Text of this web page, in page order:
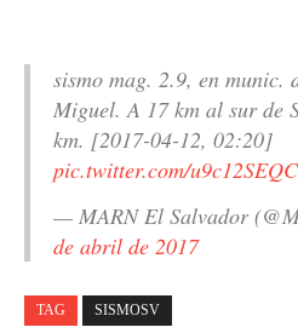
sismo mag. 2.9, en munic.
Miguel. A 17 km al sur de
km. [2017-04-12, 02:20]
pic.twitter.com/
— MARN El Salvador
de abril de 2017
TAG SISMOSV